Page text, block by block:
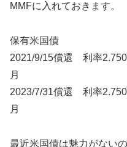
MMFに入れておきます。
保有米国債
2021/9/15償還 利率
月
2023/7/31償還 利率
月
最近米国債は魅力がない